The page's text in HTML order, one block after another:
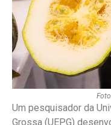
Um pesquisador da
Grossa (UEPG)